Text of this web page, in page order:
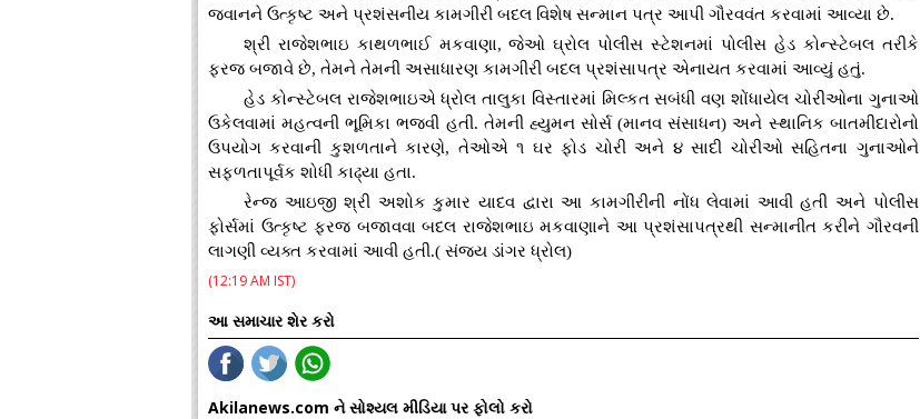
જવાનને ઉત્કૃષ્ટ અને પ્રશંસનીય કામગીરી બદલ વિશેષ સન્માન પત્ર આપી ગૌરવવંત કરવામાં આવ્યા છે.
શ્રી રાજેશભાઇ કાથળભાઈ મકવાણા, જેઓ ઘ્રોલ પોલીસ સ્ટેશનમાં પોલીસ હેડ કોન્સ્ટેબલ તરીકે
ફરજ બજાવે છે, તેમને તેમની અસાધારણ કામગીરી બદલ પ્રશંસાપત્ર એનાયત કરવામાં આવ્યું હતું.
હેડ કોન્સ્ટેબલ રાજેશભાઇએ ધ્રોલ તાલુકા વિસ્તારમાં મિલ્કત સબંધી વણ શોંધાયેલ ચોરીઓના ગુનાઓ
ઉકેલવામાં મહત્વની ભૂમિકા ભજવી હતી. તેમની હ્યુમન સોર્સ (માનવ સંસાધન) અને સ્થાનિક બાતમીદારોનો
ઉપયોગ કરવાની કુશળતાને કારણે, તેઓએ ૧ ઘર ફોડ ચોરી અને ૪ સાદી ચોરીઓ સહિતના ગુનાઓને
સફળતાપૂર્વક શોધી કાઢ્યા હતા.
રેન્જ આઇજી શ્રી અશોક કુમાર યાદવ દ્વારા આ કામગીરીની નોંધ લેવામાં આવી હતી અને પોલીસ
ફોર્સમાં ઉત્કૃષ્ટ ફરજ બજાવવા બદલ રાજેશભાઇ મકવાણાને આ પ્રશંસાપત્રથી સન્માનીત કરીને ગૌરવની
લાગણી વ્યક્ત કરવામાં આવી હતી.( સંજય ડાંગર ધ્રોલ)
(12:19 AM IST)
આ સમાચાર શેર કરો
Akilanews.com ને સોશ્યલ મીડિયા પર ફોલો કરો